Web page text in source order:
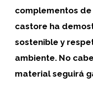
complementos
castore ha
sostenible y
ambiente. No
material seguirá